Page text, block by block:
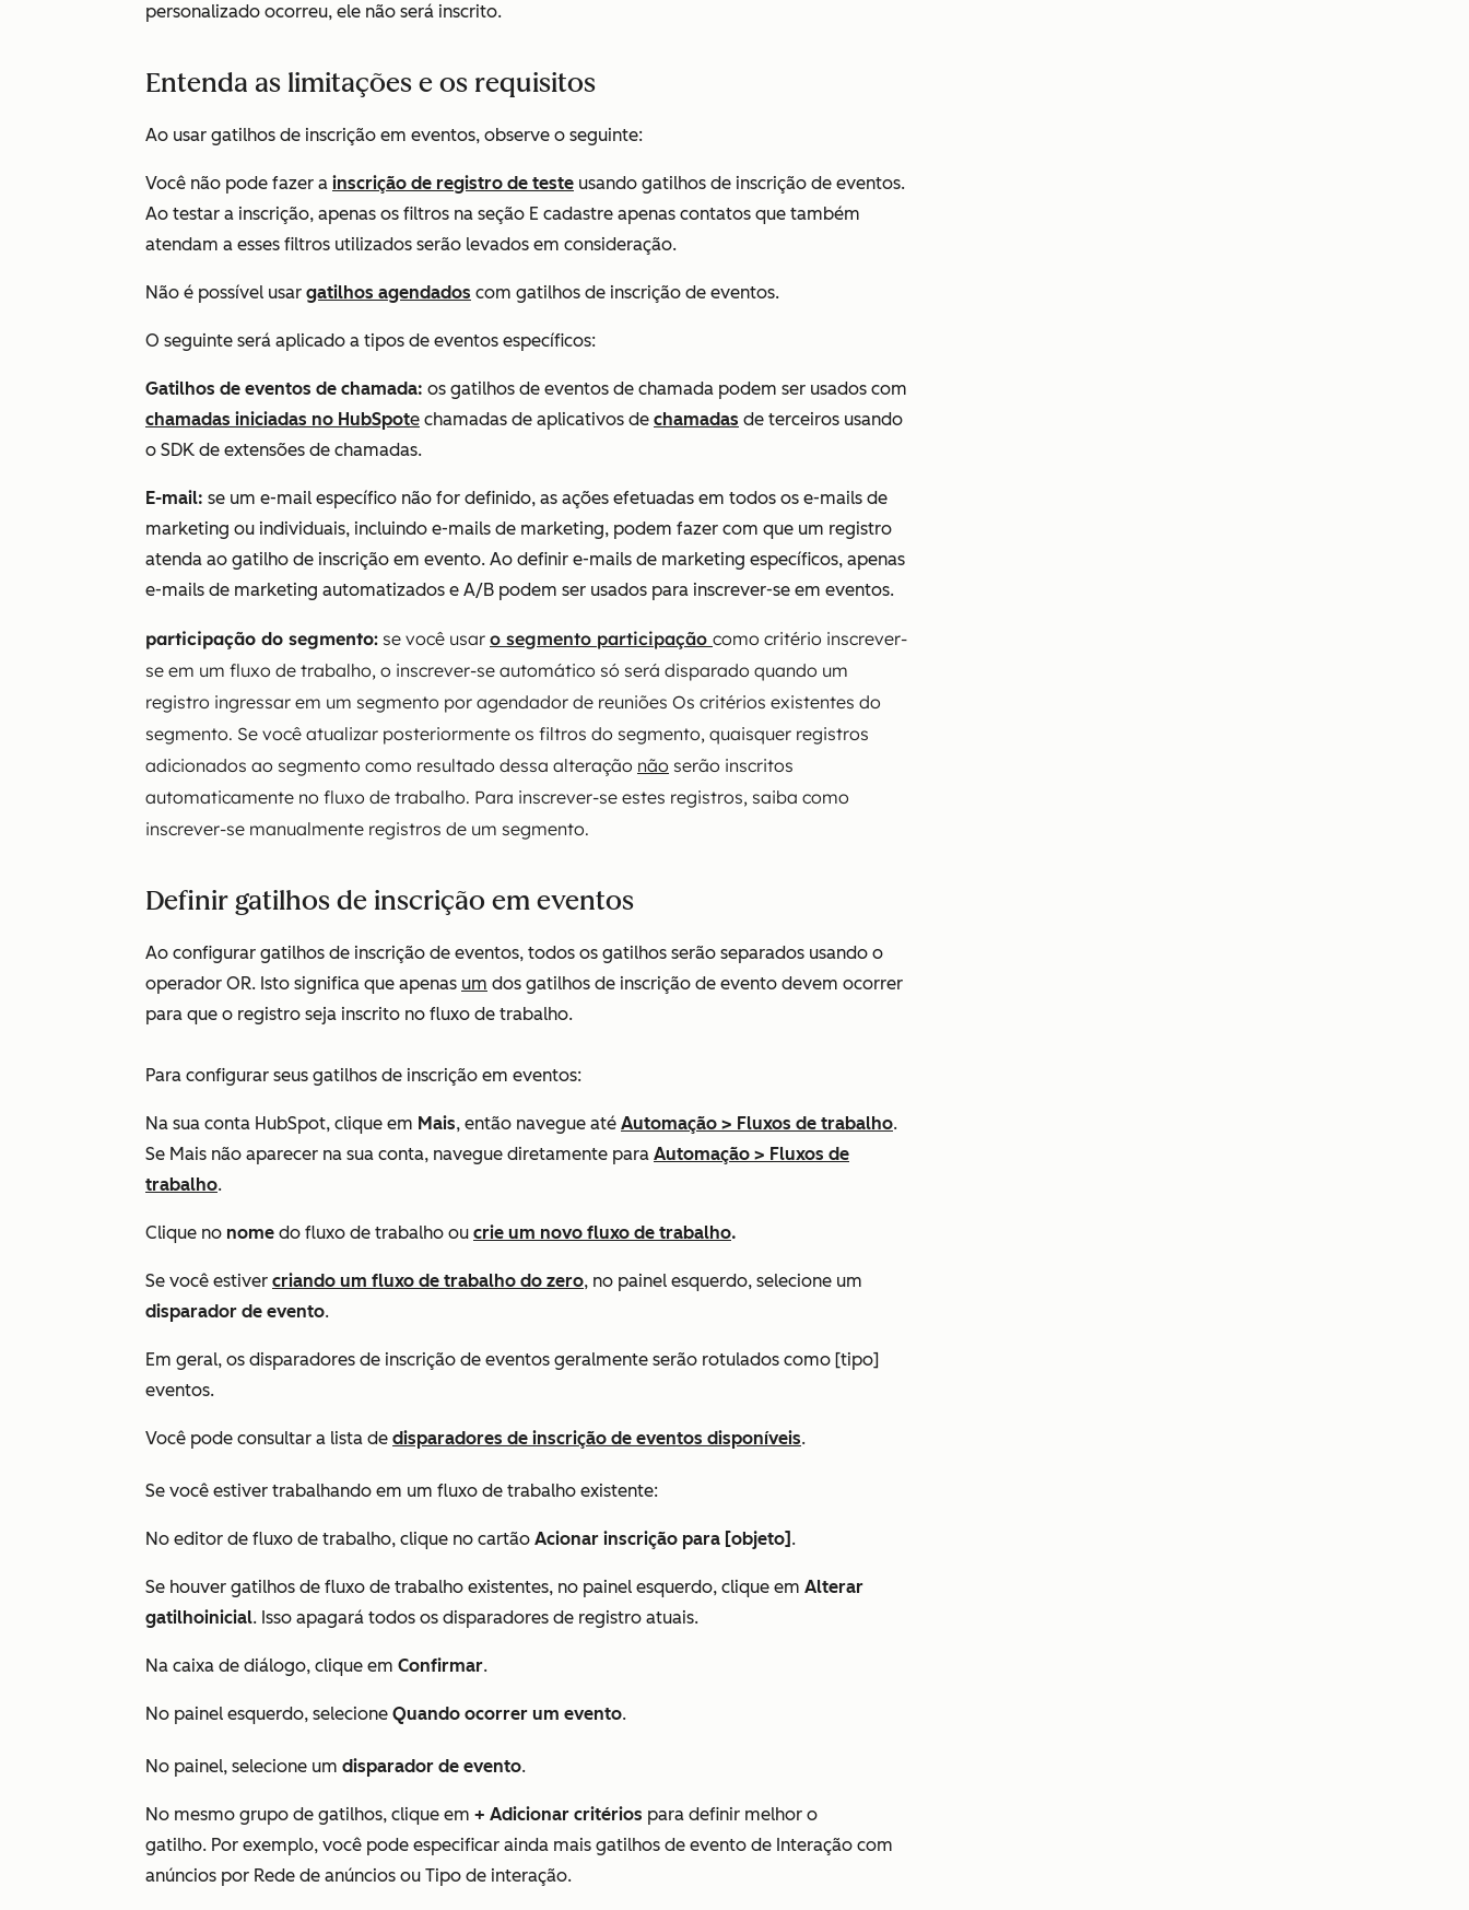
personalizado ocorreu, ele não será inscrito.
Entenda as limitações e os requisitos
Ao usar gatilhos de inscrição em eventos, observe o seguinte:
Você não pode fazer a inscrição de registro de teste usando gatilhos de inscrição de eventos.
Ao testar a inscrição, apenas os filtros na seção E cadastre apenas contatos que também
atendam a esses filtros utilizados serão levados em consideração.
Não é possível usar gatilhos agendados com gatilhos de inscrição de eventos.
O seguinte será aplicado a tipos de eventos específicos:
Gatilhos de eventos de chamada: os gatilhos de eventos de chamada podem ser usados com
chamadas iniciadas no HubSpote chamadas de aplicativos de chamadas de terceiros usando
o SDK de extensões de chamadas.
E-mail: se um e-mail específico não for definido, as ações efetuadas em todos os e-mails de
marketing ou individuais, incluindo e-mails de marketing, podem fazer com que um registro
atenda ao gatilho de inscrição em evento. Ao definir e-mails de marketing específicos, apenas
e-mails de marketing automatizados e A/B podem ser usados para inscrever-se em eventos.
participação do segmento: se você usar o segmento participação como critério inscrever-
se em um fluxo de trabalho, o inscrever-se automático só será disparado quando um
registro ingressar em um segmento por agendador de reuniões Os critérios existentes do
segmento. Se você atualizar posteriormente os filtros do segmento, quaisquer registros
adicionados ao segmento como resultado dessa alteração não serão inscritos
automaticamente no fluxo de trabalho. Para inscrever-se estes registros, saiba como
inscrever-se manualmente registros de um segmento.
Definir gatilhos de inscrição em eventos
Ao configurar gatilhos de inscrição de eventos, todos os gatilhos serão separados usando o
operador OR. Isto significa que apenas um dos gatilhos de inscrição de evento devem ocorrer
para que o registro seja inscrito no fluxo de trabalho.
Para configurar seus gatilhos de inscrição em eventos:
Na sua conta HubSpot, clique em Mais, então navegue até Automação > Fluxos de trabalho.
Se Mais não aparecer na sua conta, navegue diretamente para Automação > Fluxos de
trabalho.
Clique no nome do fluxo de trabalho ou crie um novo fluxo de trabalho.
Se você estiver criando um fluxo de trabalho do zero, no painel esquerdo, selecione um
disparador de evento.
Em geral, os disparadores de inscrição de eventos geralmente serão rotulados como [tipo]
eventos.
Você pode consultar a lista de disparadores de inscrição de eventos disponíveis.
Se você estiver trabalhando em um fluxo de trabalho existente:
No editor de fluxo de trabalho, clique no cartão Acionar inscrição para [objeto] .
Se houver gatilhos de fluxo de trabalho existentes, no painel esquerdo, clique em Alterar
gatilhoinicial. Isso apagará todos os disparadores de registro atuais.
Na caixa de diálogo, clique em Confirmar.
No painel esquerdo, selecione Quando ocorrer um evento.
No painel, selecione um disparador de evento.
No mesmo grupo de gatilhos, clique em + Adicionar critérios para definir melhor o
gatilho. Por exemplo, você pode especificar ainda mais gatilhos de evento de Interação com
anúncios por Rede de anúncios ou Tipo de interação.